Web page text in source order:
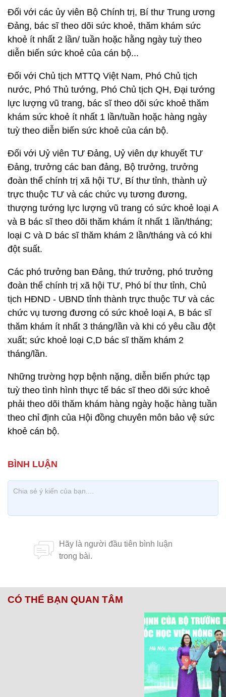
Đối với các ủy viên Bộ Chính trị, Bí thư Trung ương
Đảng, bác sĩ theo dõi sức khoẻ, thăm khám sức
khoẻ ít nhất 2 lần/ tuần hoặc hằng ngày tuỳ theo
diễn biến sức khoẻ của cán bộ...
Đối với Chủ tịch MTTQ Việt Nam, Phó Chủ tịch
nước, Phó Thủ tướng, Phó Chủ tịch QH, Đại tướng
lực lượng vũ trang, bác sĩ theo dõi sức khoẻ thăm
khám sức khoẻ ít nhất 1 lần/tuần hoặc hàng ngày
tuỳ theo diễn biến sức khoẻ của cán bộ.
Đối với Uỷ viên TƯ Đảng, Uỷ viên dự khuyết TƯ
Đảng, trưởng các ban đảng, Bộ trưởng, trưởng
đoàn thể chính trị xã hội TƯ, Bí thư tỉnh, thành uỷ
trực thuộc TƯ và các chức vụ tương đương,
thượng tướng lực lượng vũ trang có sức khoẻ loại A
và B bác sĩ theo dõi thăm khám ít nhất 1 lần/tháng;
loại C và D bác sĩ thăm khám 2 lần/tháng và có khi
đột suất.
Các phó trưởng ban Đảng, thứ trưởng, phó trưởng
đoàn thể chính trị xã hội TƯ, Phó bí thư tỉnh, Chủ
tịch HĐND - UBND tỉnh thành trực thuộc TƯ và các
chức vụ tương đương có sức khoẻ loại A, B bác sĩ
thăm khám ít nhất 3 tháng/lần và khi có yêu cầu đột
xuất; sức khoẻ loại C,D bác sĩ thăm khám 2
tháng/lần.
Những trường hợp bệnh nặng, diễn biến phức tạp
tuỳ theo tình hình thực tế bác sĩ theo dõi sức khoẻ
phải theo dõi thăm khám hàng ngày hoặc hàng tuần
theo chỉ định của Hội đồng chuyên môn bảo vệ sức
khoẻ cán bộ.
CÓ THỂ BẠN QUAN TÂM